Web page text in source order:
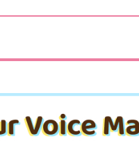
石神千空×あさぎりゲン
花蜜と体温
skysepia